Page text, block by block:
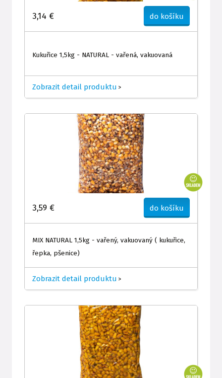
3,14 € do košíku
Kukuřice 1,5kg - NATURAL - vařená, vakuovaná
Zobrazit detail produktu >
3,59 € do košíku
MIX NATURAL 1,5kg - vařený, vakuovaný ( kukuřice,
řepka, pšenice)
Zobrazit detail produktu >